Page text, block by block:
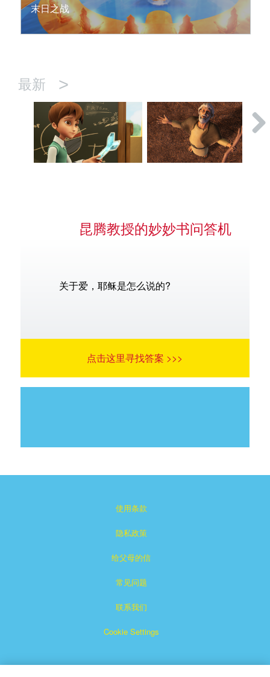
末日之战
最新 >
昆腾教授的妙妙书问答机
关于爱，耶稣是怎么说的?
点击这里寻找答案 >>>
使用条款
隐私政策
给父母的信
常见问题
联系我们
Cookie Settings